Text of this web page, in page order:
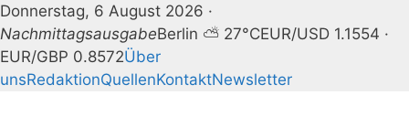
Donnerstag, 6 August 2026 ·
NachmittagsausgabeBerlin ⛅ 27°CEUR/USD 1.1554 ·
EUR/GBP 0.8572Über
unsRedaktionQuellenKontaktNewsletter